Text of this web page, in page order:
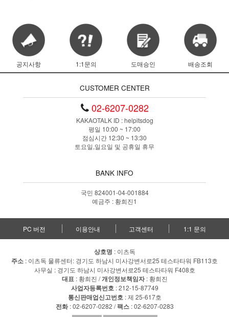
공지사항 1:1문의 도매승인 배송조회
CUSTOMER CENTER
02-6207-0282
KAKAOTALK ID : helpitsdog
평일 10:00 ~ 17:00
점심시간 12:30 ~ 13:30
토요일,일요일 및 공휴일 휴무
BANK INFO
국민 824001-04-001884
예금주 : 황희진1
PC 버전 이용안내 고객센터 1:1 문의
상호명 : 이츠독
주소 : 이츠독 물류센터: 경기도 하남시 미사강변서로25 테스타타워 FB113호
사무실 : 경기도 하남시 미사강변서로25 테스타타워 F408호
대표 : 황희진 /개인정보책임자: 황희진
사업자등록번호 : 212-15-87749
통신판매업신고번호 : 제 25-617호
전화: 02-6207-0282 /팩스: 02-6207-0283